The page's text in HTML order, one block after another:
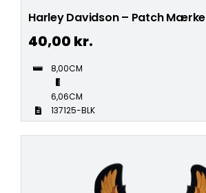
Harley Davidson – Patch Mærke
40,00 kr.
8,00CM
6,06CM
137125-BLK